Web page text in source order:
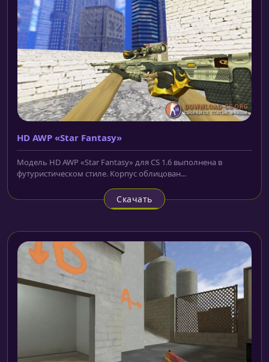
HD AWP «Star Fantasy»
Модель HD AWP «Star Fantasy» для CS 1.6 выполнена в
футуристическом стиле. Корпус облицован...
Скачать